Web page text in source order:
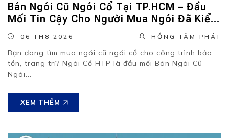
Bán Ngói Cũ Ngói Cổ Tại TP.HCM – Đầu
Mối Tin Cậy Cho Người Mua Ngói Đã Kiểm
Tra, Phục Hồi.
06 TH8 2026 HỒNG TÂM PHÁT
Bạn đang tìm mua ngói cũ ngói cổ cho công trình bảo
tồn, trang trí? Ngói Cổ HTP là đầu mối Bán Ngói Cũ
Ngói...
XEM THÊM